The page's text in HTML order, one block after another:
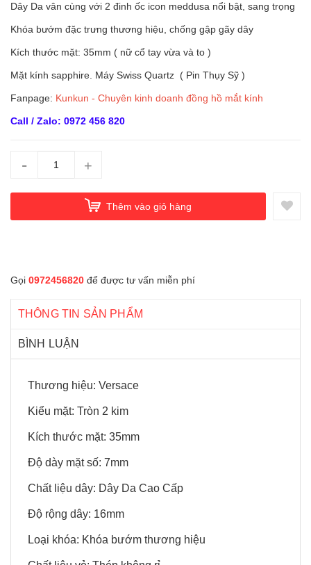
Dây Da vân cùng với 2 đinh ốc icon meddusa nổi bật, sang trọng
Khóa bướm đặc trưng thương hiệu, chống gập gãy dây
Kích thước mặt: 35mm ( nữ cổ tay vừa và to )
Mặt kính sapphire. Máy Swiss Quartz ( Pin Thụy Sỹ )
Fanpage: Kunkun - Chuyên kinh doanh đồng hồ mắt kính
Call / Zalo: 0972 456 820
- +
Thêm vào giỏ hàng
Gọi 0972456820 để được tư vấn miễn phí
THÔNG TIN SẢN PHẨM
BÌNH LUẬN
Thương hiệu: Versace
Kiểu mặt: Tròn 2 kim
Kích thước mặt: 35mm
Độ dày mặt số: 7mm
Chất liệu dây: Dây Da Cao Cấp
Độ rộng dây: 16mm
Loại khóa: Khóa bướm thương hiệu